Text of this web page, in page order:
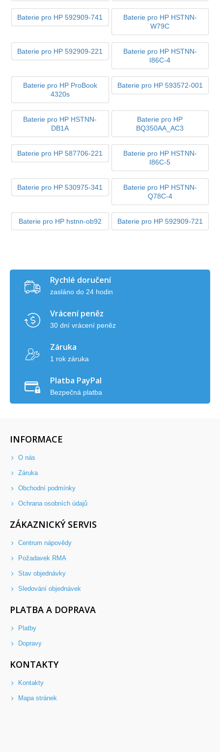
Baterie pro HP 592909-741
Baterie pro HP HSTNN-
W79C
Baterie pro HP 592909-221
Baterie pro HP HSTNN-
I86C-4
Baterie pro HP ProBook
4320s
Baterie pro HP 593572-001
Baterie pro HP HSTNN-
DB1A
Baterie pro HP
BQ350AA_AC3
Baterie pro HP 587706-221
Baterie pro HP HSTNN-
I86C-5
Baterie pro HP 530975-341
Baterie pro HP HSTNN-
Q78C-4
Baterie pro HP hstnn-ob92 Baterie pro HP 592909-721
Rychlé doručení
zasláno do 24 hodin
Vrácení peněz
30 dní vrácení peněz
Záruka
1 rok záruka
Platba PayPal
Bezpečná platba
INFORMACE
O nás
Záruka
Obchodní podmínky
Ochrana osobních údajů
ZÁKAZNICKÝ SERVIS
Centrum nápovědy
Požadavek RMA
Stav objednávky
Sledování objednávek
PLATBA A DOPRAVA
Platby
Dopravy
KONTAKTY
Kontakty
Mapa stránek